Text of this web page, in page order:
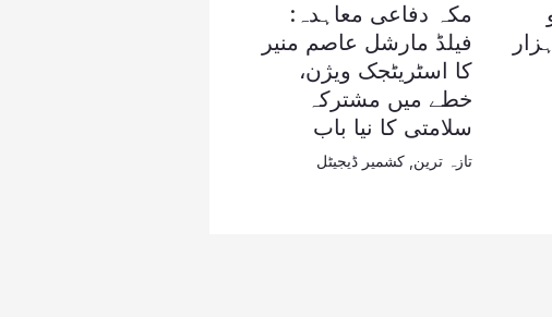
تاریخی جھٹکا، 23 ہزار
مکہ دفاعی معاہدہ:
فیلڈ مارشل عاصم منیر
کا اسٹریٹجک ویژن،
خطے میں مشترکہ
سلامتی کا نیا باب
تازہ ترین کشمیر ڈیجیٹل